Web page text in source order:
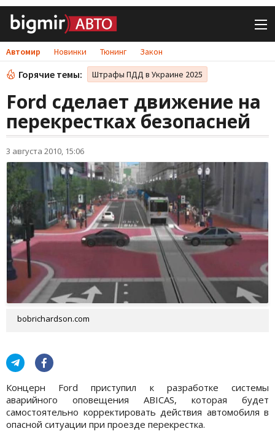
Автомир Новинки Тюнинг Закон
Горячие темы: Штрафы ПДД в Украине 2025
Ford сделает движение на
перекрестках безопасней
3 августа 2010, 15:06
bobrichardson.com
Концерн Ford приступил к разработке системы
аварийного оповещения ABICAS, которая будет
самостоятельно корректировать действия автомобиля в
опасной ситуации при проезде перекрестка.